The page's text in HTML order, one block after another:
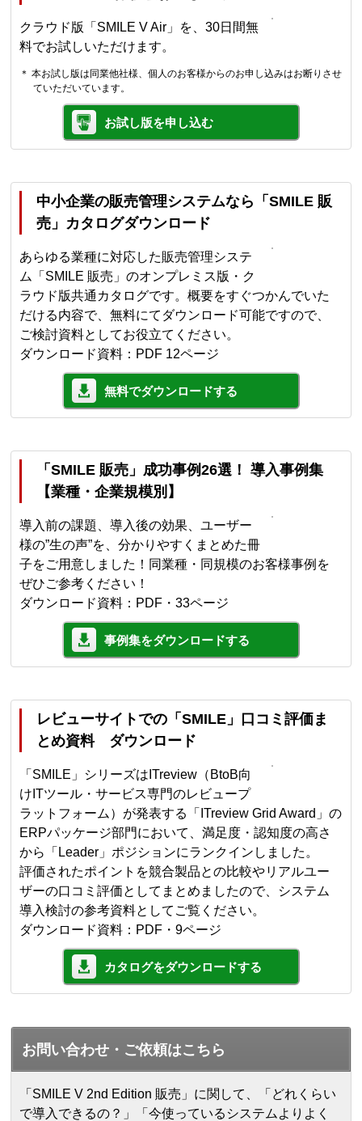
クラウド版「SMILE V Air」を、30日間無
料でお試しいただけます。
＊ 本お試し版は同業他社様、個人のお客様からのお申し込みはお断りさせ
ていただいています。
お試し版を申し込む
中小企業の販売管理システムなら「SMILE 販
売」カタログダウンロード
あらゆる業種に対応した販売管理システ
ム「SMILE 販売」のオンプレミス版・ク
ラウド版共通カタログです。概要をすぐつかんでいた
だける内容で、無料にてダウンロード可能ですので、
ご検討資料としてお役立てください。
ダウンロード資料：PDF 12ページ
無料でダウンロードする
「SMILE 販売」成功事例26選！ 導入事例集
【業種・企業規模別】
導入前の課題、導入後の効果、ユーザー
様の”生の声”を、分かりやすくまとめた冊
子をご用意しました！同業種・同規模のお客様事例を
ぜひご参考ください！
ダウンロード資料：PDF・33ページ
事例集をダウンロードする
レビューサイトでの「SMILE」口コミ評価ま
とめ資料 ダウンロード
「SMILE」シリーズはITreview（BtoB向
けITツール・サービス専門のレビュープ
ラットフォーム）が発表する「ITreview Grid Award」の
ERPパッケージ部門において、満足度・認知度の高さ
から「Leader」ポジションにランクインしました。
評価されたポイントを競合製品との比較やリアルユー
ザーの口コミ評価としてまとめましたので、システム
導入検討の参考資料としてご覧ください。
ダウンロード資料：PDF・9ページ
カタログをダウンロードする
お問い合わせ・ご依頼はこちら
「SMILE V 2nd Edition 販売」に関して、「どれくらい
で導入できるの？」「今使っているシステムよりよく